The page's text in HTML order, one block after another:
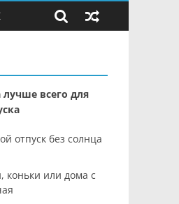
лучше всего для
отпуск без солнца
коньки или дома с